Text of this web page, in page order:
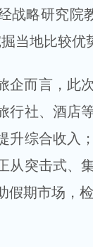
战略研究院
当地比较优
企而言，此
行社、酒店
升综合收入
从突击式、
期市场，